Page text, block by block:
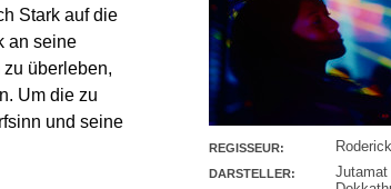
Stark auf die
an seine
überleben,
Um die zu
und seine
REGISSEUR:
DARSTELLER: Jutamat